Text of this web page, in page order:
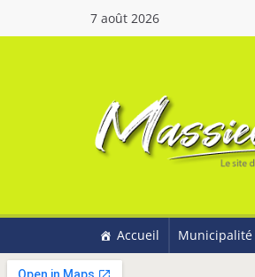
7 août 2026
Accueil Municipalité